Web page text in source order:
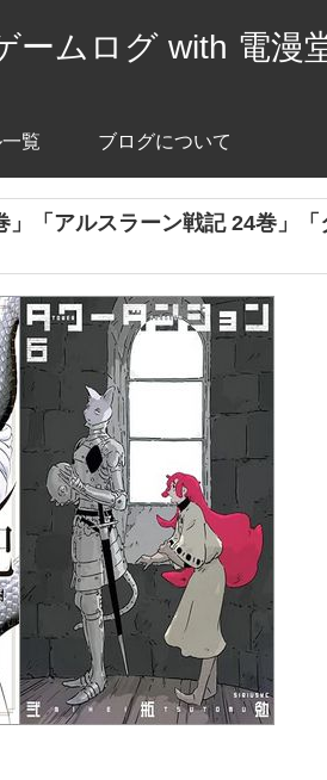
ームログ with 電漫
覧 ブログについて
「アルスラーン戦記 24巻」「